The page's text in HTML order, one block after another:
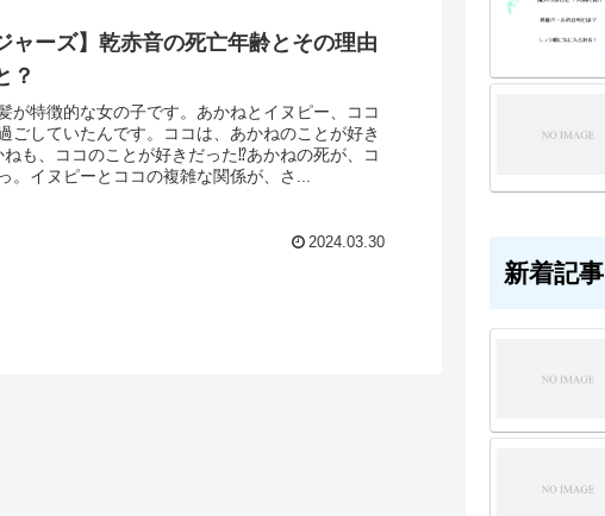
ャーズ】乾赤音の死亡年齢とその理由
？
が特徴的な女の子です。あかねとイヌピー、ココ
ごしていたんです。ココは、あかねのことが好き
も、ココのことが好きだった⁉あかねの死が、コ
。イヌピーとココの複雑な関係が、さ...
2024.03.30
新着記事